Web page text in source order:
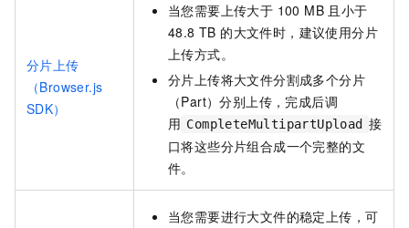
分片上传
（Browser.js
SDK）
当您需要上传大于 100 MB 且小于
48.8 TB 的大文件时，建议使用分片
上传方式。
分片上传将大文件分割成多个分片
（Part）分别上传，完成后调
用 CompleteMultipartUpload 接
口将这些分片组合成一个完整的文
件。
当您需要进行大文件的稳定上传，可